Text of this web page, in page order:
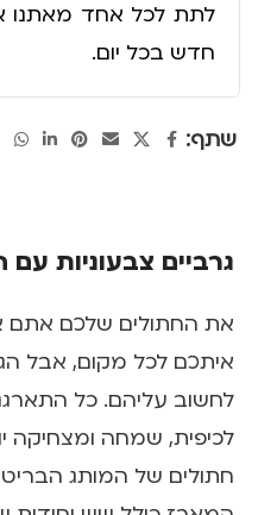
לתת לכל אחד מאתנו
חדש בכל יום.
שתף:
גרביים צבעוניות עם
את החתולים שלכם אתם
איתכם לכל מקום, אבל
לחשוב עליהם. כל
לכיפית, שמחה ומצחיקה